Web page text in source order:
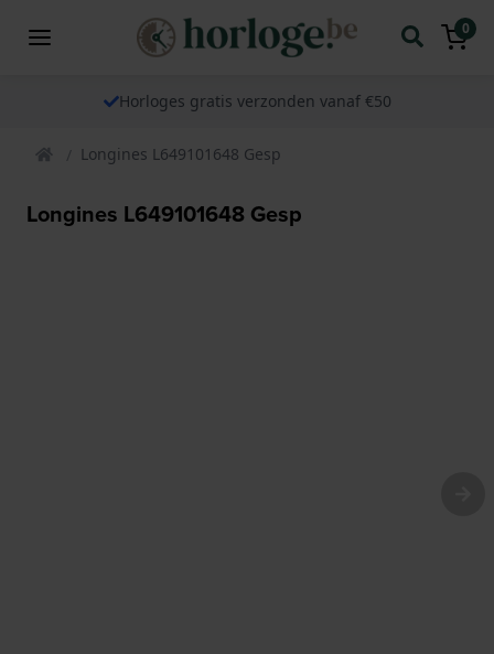
0
Horloges gratis verzonden vanaf €50
Longines L649101648 Gesp
Longines L649101648 Gesp